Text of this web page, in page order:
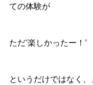
ての体験が
ただ"楽しかったー！"
というだけではなく